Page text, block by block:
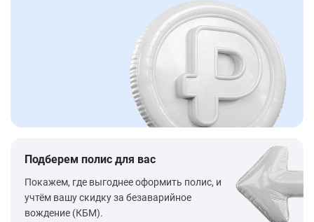
Подберем полис для вас
Покажем, где выгоднее оформить полис, и
учтём вашу скидку за безаварийное
вождение (КБМ).